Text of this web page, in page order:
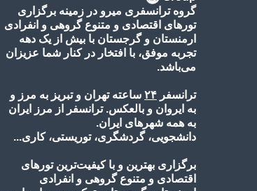
گروه ترانسفری میرو در زمینه برگزاری
تورهای اقتصادی و متنوع گروهی و انفرادی
ارمنستان و گرجستان با بیش از یک دهه
تجربه موفق، با افتخار در کنار شما عزیزان
می‌باشد.
ترانسفر ۲۴ ساعته تهران و تبریز به مرز و
به ایروان و بالعکس. ترانسفر از مرز ایران
به همه شهرهای ایران.
دانشجویی، گردشگری، توریستی، کاری...
برگزاری بهترین و با کیفیت‌ترین تورهای
اقتصادی و متنوع گروهی و انفرادی